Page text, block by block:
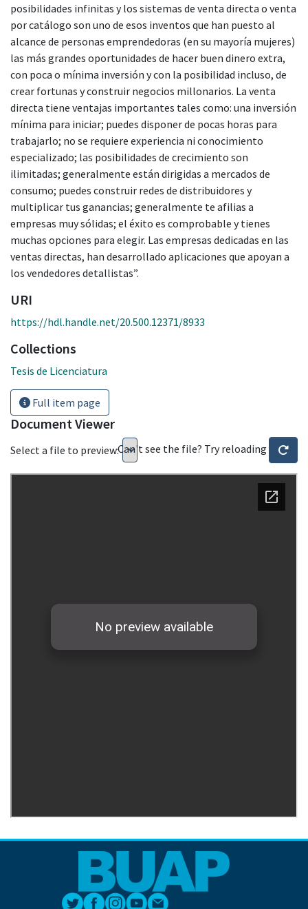
posibilidades infinitas y los sistemas de venta directa o venta
por catálogo son uno de esos inventos que han puesto al
alcance de personas emprendedoras (en su mayoría mujeres)
las más grandes oportunidades de hacer buen dinero extra,
con poca o mínima inversión y con la posibilidad incluso, de
crear fortunas y construir negocios millonarios. La venta
directa tiene ventajas importantes tales como: una inversión
mínima para iniciar; puedes disponer de pocas horas para
trabajarlo; no se requiere experiencia ni conocimiento
especializado; las posibilidades de crecimiento son
ilimitadas; generalmente están dirigidas a mercados de
consumo; puedes construir redes de distribuidores y
multiplicar tus ganancias; generalmente te afilias a
empresas muy sólidas; el éxito es comprobable y tienes
muchas opciones para elegir. Las empresas dedicadas en las
ventas directas, han desarrollado aplicaciones que apoyan a
los vendedores detallistas”.
URI
https://hdl.handle.net/20.500.12371/8933
Collections
Tesis de Licenciatura
Full item page
Document Viewer
Select a file to preview:Can't see the file? Try reloading